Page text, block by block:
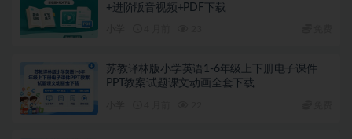
+进阶版音视频+PDF下载
苏教译林版小学英语1-6年级上下册电子课件
PPT教案试题课文动画全套下载